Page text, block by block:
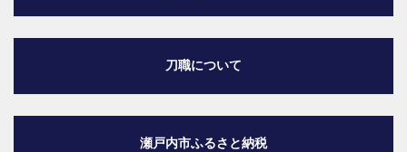
刀職について
瀬戸内市ふるさと納税